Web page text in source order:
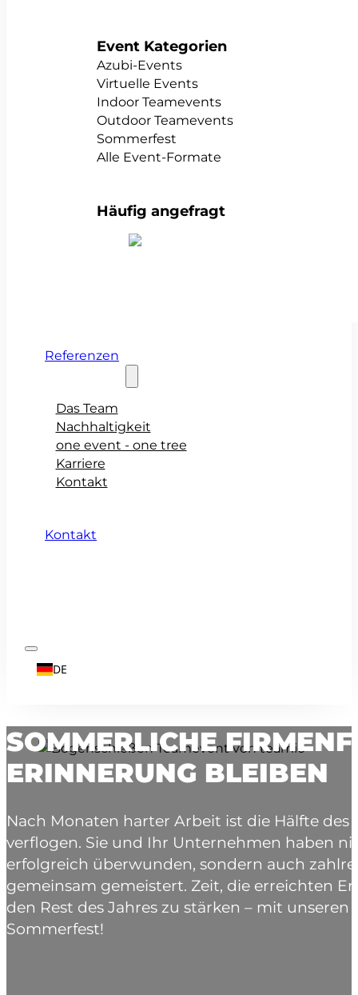
Event Kategorien
Azubi-Events
Virtuelle Events
Indoor Teamevents
Outdoor Teamevents
Sommerfest
Alle Event-Formate
Häufig angefragt
Referenzen
Das Team
Nachhaltigkeit
one event - one tree
Karriere
Kontakt
Kontakt
DE
SOMMERLICHE
ERINNERUNG BLEIBEN
Nach Monaten harter Arbeit ist die Hälfte des
verflogen. Sie und Ihr Unternehmen haben
erfolgreich überwunden, sondern auch
gemeinsam gemeistert. Zeit, die erreichten
den Rest des Jahres zu stärken – mit
Sommerfest!